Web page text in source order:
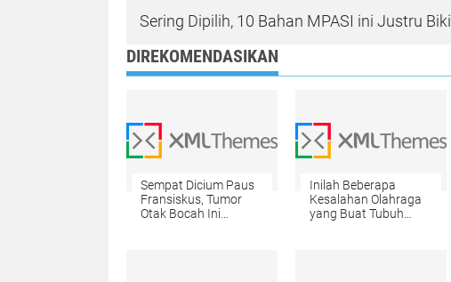
Sering Dipilih, 10 Bahan MPASI ini Justru
DIREKOMENDASIKAN
Sempat Dicium Paus
Fransiskus, Tumor
Otak Bocah Ini
Inilah Beberapa
Kesalahan Olahraga
yang Buat Tubuh